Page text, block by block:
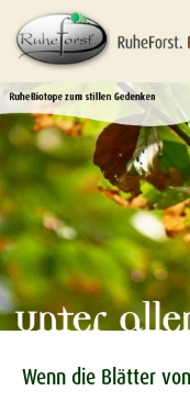
Wenn die Blätter